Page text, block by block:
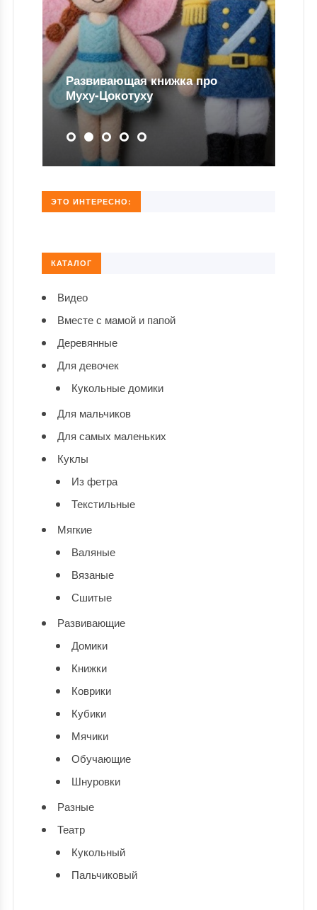
Развивающая книжка про
Муху-Цокотуху
ЭТО ИНТЕРЕСНО:
КАТАЛОГ
Видео
Вместе с мамой и папой
Деревянные
Для девочек
Кукольные домики
Для мальчиков
Для самых маленьких
Куклы
Из фетра
Текстильные
Мягкие
Валяные
Вязаные
Сшитые
Развивающие
Домики
Книжки
Коврики
Кубики
Мячики
Обучающие
Шнуровки
Разные
Театр
Кукольный
Пальчиковый